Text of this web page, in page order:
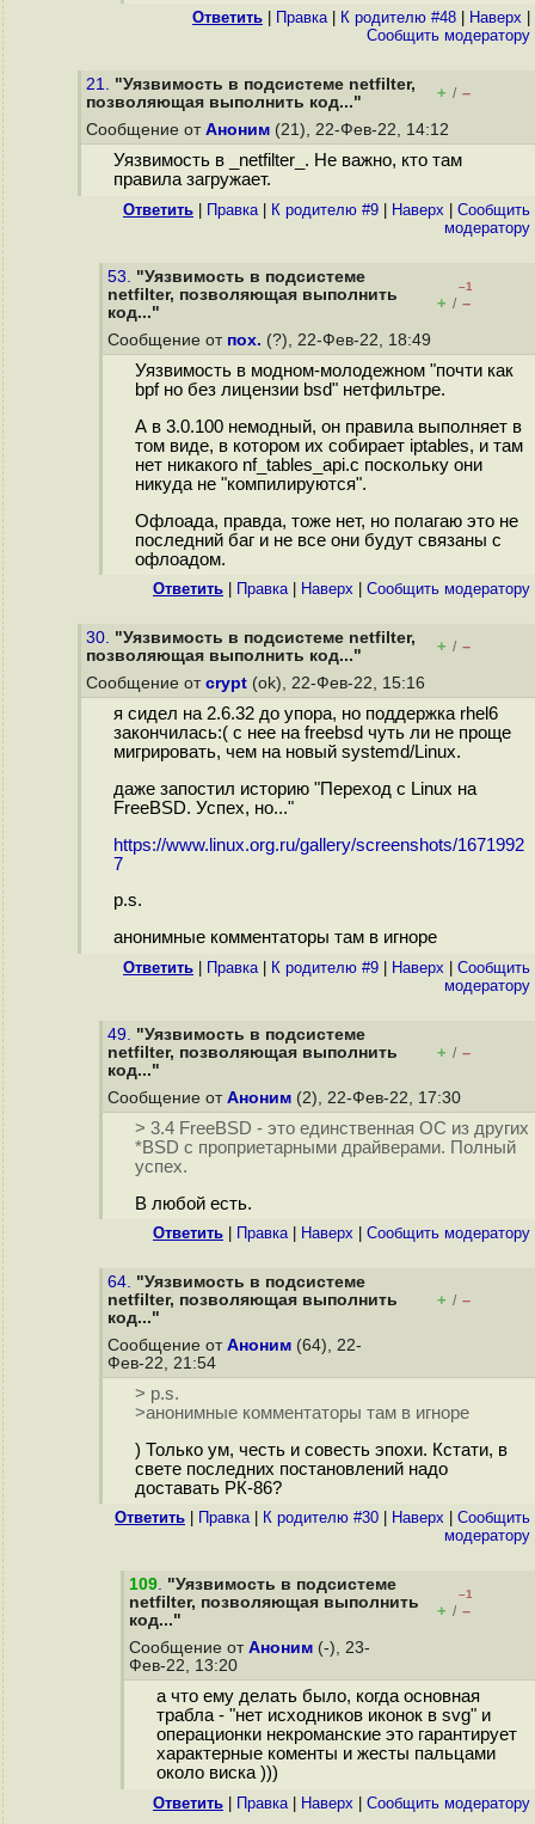
Ответить Правка| К родителю #48 Наверх
Cообщить модератору
21. "Уязвимость в подсистеме netfilter,
позволяющая выполнить код..."
+ / –
Сообщение от Аноним (21), 22-Фев-22, 14:12
Уязвимость в _netfilter_. Не важно, кто там
правила загружает.
Ответить Правка| К родителю #9 Наверх
Cообщить
модератору
53. "Уязвимость в подсистеме
netfilter, позволяющая выполнить
код..."
–1
+ / –
Сообщение от пох. (?), 22-Фев-22, 18:49
Уязвимость в модном-молодежном "почти как
bpf но без лицензии bsd" нетфильтре.
А в 3.0.100 немодный, он правила выполняет в
том виде, в котором их собирает iptables, и там
нет никакого nf_tables_api.c поскольку они
никуда не "компилируются".
Офлоада, правда, тоже нет, но полагаю это не
последний баг и не все они будут связаны с
офлоадом.
Ответить Правка| Наверх Cообщить модератору
30. "Уязвимость в подсистеме netfilter,
позволяющая выполнить код..."
+ / –
Сообщение от crypt (ok), 22-Фев-22, 15:16
я сидел на 2.6.32 до упора, но поддержка rhel6
закончилась:( с нее на freebsd чуть ли не проще
мигрировать, чем на новый systemd/Linux.
даже запостил историю "Переход с Linux на
FreeBSD. Успех, но..."
https://www.linux.org.ru/gallery/screenshots/1671992
7
p.s.
анонимные комментаторы там в игноре
Ответить Правка| К родителю #9 Наверх
Cообщить
модератору
49. "Уязвимость в подсистеме
netfilter, позволяющая выполнить
код..."
+ / –
Сообщение от Аноним (2), 22-Фев-22, 17:30
> 3.4 FreeBSD - это единственная ОС из других
*BSD с проприетарными драйверами. Полный
успех.
В любой есть.
Ответить Правка| Наверх Cообщить модератору
64. "Уязвимость в подсистеме
netfilter, позволяющая выполнить
код..."
+ / –
Сообщение от Аноним (64), 22-
Фев-22, 21:54
> p.s.
>анонимные комментаторы там в игноре
) Только ум, честь и совесть эпохи. Кстати, в
свете последних постановлений надо
доставать РК-86?
Ответить Правка| К родителю #30 Наверх
Cообщить
модератору
109. "Уязвимость в подсистеме
netfilter, позволяющая выполнить
код..."
–1
+ / –
Сообщение от Аноним (-), 23-
Фев-22, 13:20
а что ему делать было, когда основная
трабла - "нет исходников иконок в svg" и
операционки некроманские это гарантирует
характерные коменты и жесты пальцами
около виска )))
Ответить Правка| Наверх Cообщить модератору